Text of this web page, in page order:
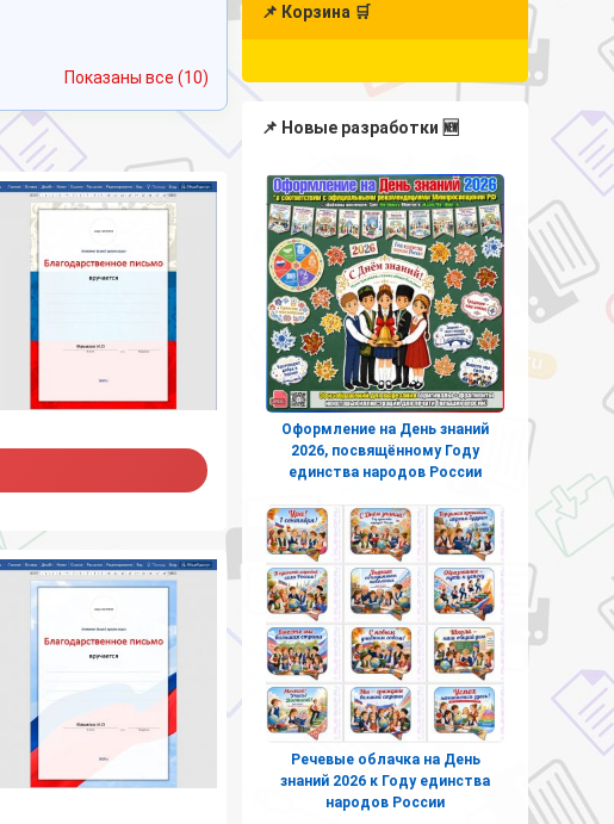
Показаны все (10) Сортировка:
самые
недавние
📌 Корзина 🛒
📌 Новые разработки 🆕
Оформление на День знаний
2026, посвящённому Году
единства народов России
Речевые облачка на День
знаний 2026 к Году единства
народов России